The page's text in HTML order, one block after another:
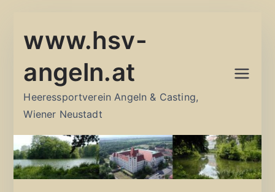
Inhalt
www.hsv-
angeln.at
Heeressportverein Angeln & Casting,
Wiener Neustadt